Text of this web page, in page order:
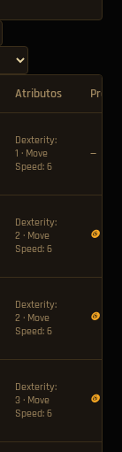
Atributos Preço
Dexterity:
1 · Move
Speed: 6
—
Dexterity:
2 · Move
Speed: 6
🪙 8
Dexterity:
2 · Move
Speed: 6
🪙 12
Dexterity:
3 · Move
Speed: 6
🪙 24